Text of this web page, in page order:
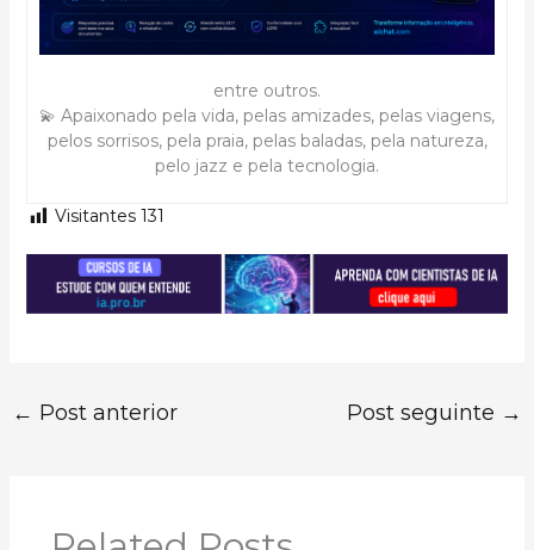
entre outros.
💫 Apaixonado pela vida, pelas amizades, pelas viagens,
pelos sorrisos, pela praia, pelas baladas, pela natureza,
pelo jazz e pela tecnologia.
Visitantes 131
← Post anterior Post seguinte →